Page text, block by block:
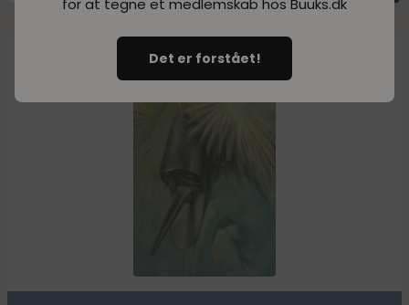
Det er forstået!